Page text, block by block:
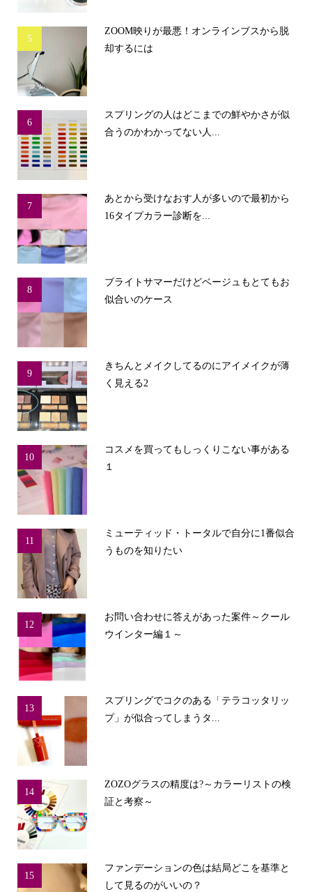
5
ZOOM映りが最悪！オンラインブスから脱
却するには
6
スプリングの人はどこまでの鮮やかさが似
合うのかわかってない人...
7
あとから受けなおす人が多いので最初から
16タイプカラー診断を...
8
ブライトサマーだけどベージュもとてもお
似合いのケース
9
きちんとメイクしてるのにアイメイクが薄
く見える2
10
コスメを買ってもしっくりこない事がある
１
11
ミューティッド・トータルで自分に1番似合
うものを知りたい
12
お問い合わせに答えがあった案件～クール
ウインター編１～
13
スプリングでコクのある「テラコッタリッ
プ」が似合ってしまうタ...
14
ZOZOグラスの精度は?～カラーリストの検
証と考察～
15
ファンデーションの色は結局どこを基準と
して見るのがいいの？